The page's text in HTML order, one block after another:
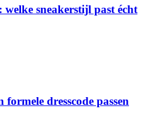
welke sneakerstijl past écht
dresscode passen